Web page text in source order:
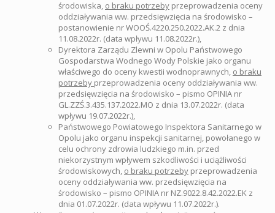
środowiska, o braku potrzeby przeprowadzenia oceny
oddziaływania ww. przedsięwzięcia na środowisko –
postanowienie nr WOOŚ.4220.250.2022.AK.2 z dnia
11.08.2022r. (data wpływu 11.08.2022r.),
Dyrektora Zarządu Zlewni w Opolu Państwowego
Gospodarstwa Wodnego Wody Polskie jako organu
właściwego do oceny kwestii wodnoprawnych, o braku
potrzeby przeprowadzenia oceny oddziaływania ww.
przedsięwzięcia na środowisko – pismo OPINIA nr
GL.ZZŚ.3.435.137.2022.MO z dnia 13.07.2022r. (data
wpływu 19.07.2022r.),
Państwowego Powiatowego Inspektora Sanitarnego w
Opolu jako organu inspekcji sanitarnej, powołanego w
celu ochrony zdrowia ludzkiego m.in. przed
niekorzystnym wpływem szkodliwości i uciążliwości
środowiskowych, o braku potrzeby przeprowadzenia
oceny oddziaływania ww. przedsięwzięcia na
środowisko – pismo OPINIA nr NZ.9022.8.42.2022.EK z
dnia 01.07.2022r. (data wpływu 11.07.2022r.).